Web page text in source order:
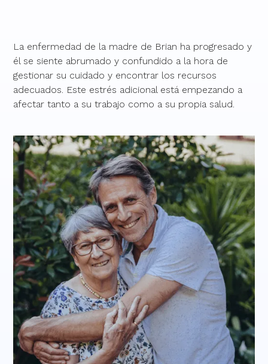
La enfermedad de la madre de Brian ha progresado y
él se siente abrumado y confundido a la hora de
gestionar su cuidado y encontrar los recursos
adecuados. Este estrés adicional está empezando a
afectar tanto a su trabajo como a su propia salud.